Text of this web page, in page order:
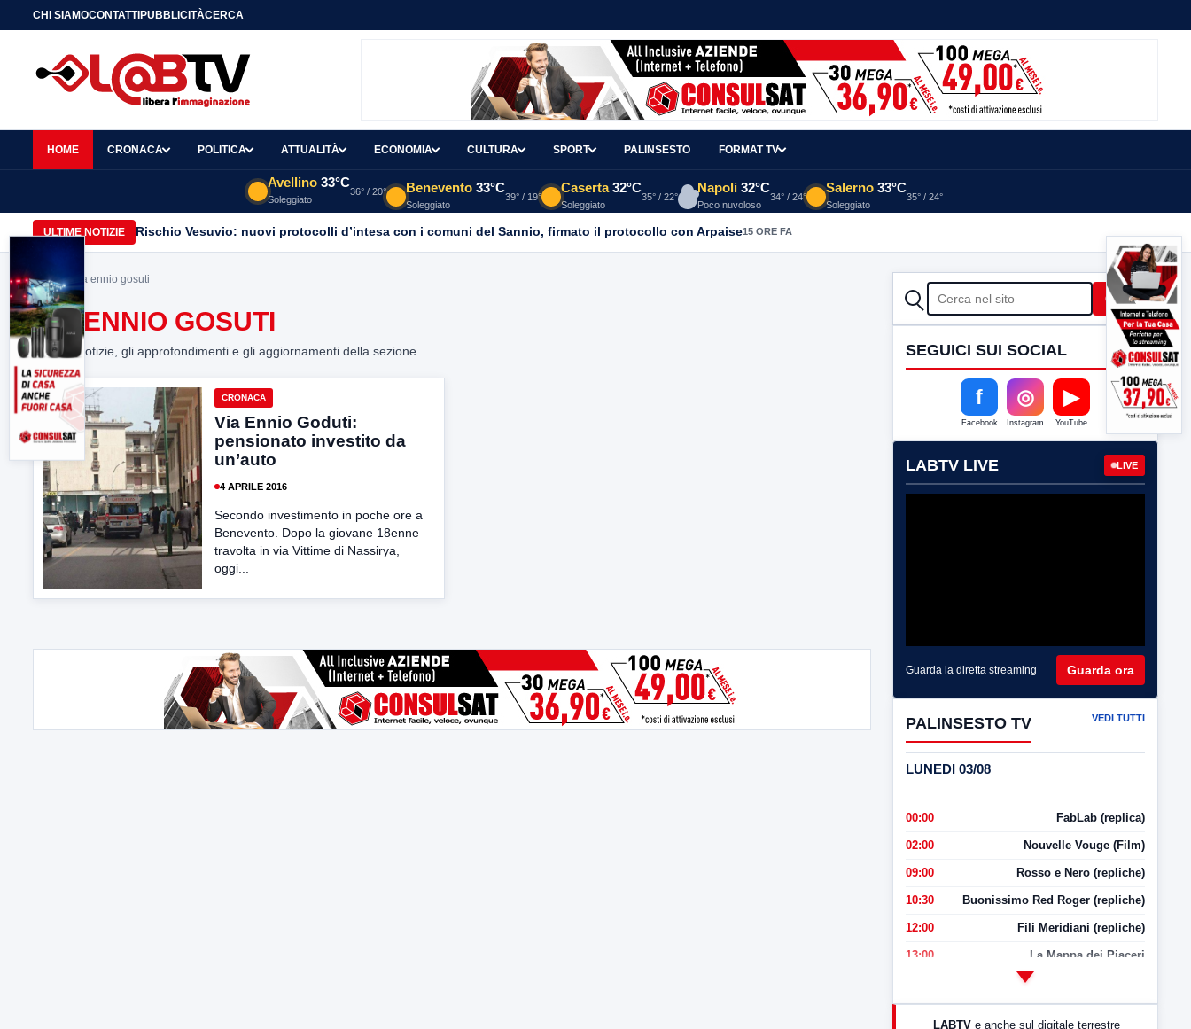
CHI SIAMOCONTATTIPUBBLICITÀCERCA
HOME CRONACA POLITICA ATTUALITÀ ECONOMIA CULTURA SPORT PALINSESTO FORMAT TV
Avellino 33°C
Soleggiato
36° / 20° Benevento 33°C
Soleggiato
39° / 19°
Caserta 32°C
Soleggiato
35° / 22°
Napoli 32°C
Poco nuvoloso
34° / 24°
Salerno 33°C
Soleggiato
35° / 24°
ULTIME NOTIZIE Rischio Vesuvio: nuovi protocolli d’intesa con i comuni del Sannio, firmato il protocollo con Arpaise15 ORE FA
Home> via ennio gosuti
VIA ENNIO GOSUTI
Tutte le notizie, gli approfondimenti e gli aggiornamenti della sezione.
CRONACA
Via Ennio Goduti:
pensionato investito da
un’auto
4 APRILE 2016
Secondo investimento in poche ore a
Benevento. Dopo la giovane 18enne
travolta in via Vittime di Nassirya,
oggi...
CERCA Cerca
SEGUICI SUI SOCIAL
f
Facebook
◎
Instagram
▶
YouTube
LABTV LIVE LIVE
Guarda la diretta streaming Guarda ora
PALINSESTO TV VEDI TUTTI
LUNEDI 03/08
00:00 FabLab (replica)
02:00 Nouvelle Vouge (Film)
09:00 Rosso e Nero (repliche)
10:30 Buonissimo Red Roger (repliche)
12:00 Fili Meridiani (repliche)
13:00 La Mappa dei Piaceri
LABTV e anche sul digitale terrestre